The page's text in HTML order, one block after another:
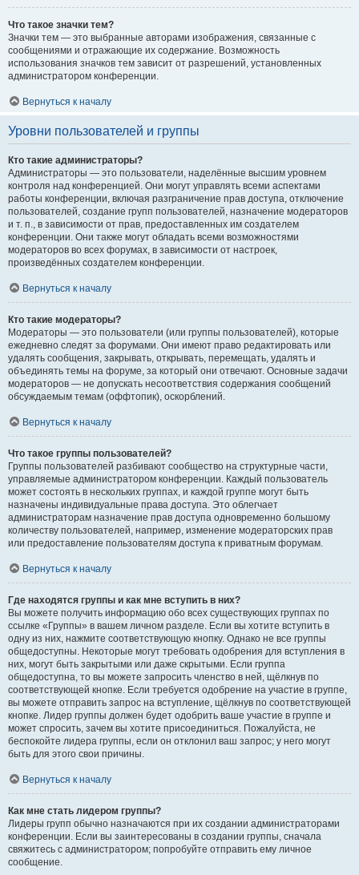
Что такое значки тем?
Значки тем — это выбранные авторами изображения, связанные с
сообщениями и отражающие их содержание. Возможность
использования значков тем зависит от разрешений, установленных
администратором конференции.
Вернуться к началу
Уровни пользователей и группы
Кто такие администраторы?
Администраторы — это пользователи, наделённые высшим уровнем
контроля над конференцией. Они могут управлять всеми аспектами
работы конференции, включая разграничение прав доступа, отключение
пользователей, создание групп пользователей, назначение модераторов
и т. п., в зависимости от прав, предоставленных им создателем
конференции. Они также могут обладать всеми возможностями
модераторов во всех форумах, в зависимости от настроек,
произведённых создателем конференции.
Вернуться к началу
Кто такие модераторы?
Модераторы — это пользователи (или группы пользователей), которые
ежедневно следят за форумами. Они имеют право редактировать или
удалять сообщения, закрывать, открывать, перемещать, удалять и
объединять темы на форуме, за который они отвечают. Основные задачи
модераторов — не допускать несоответствия содержания сообщений
обсуждаемым темам (оффтопик), оскорблений.
Вернуться к началу
Что такое группы пользователей?
Группы пользователей разбивают сообщество на структурные части,
управляемые администратором конференции. Каждый пользователь
может состоять в нескольких группах, и каждой группе могут быть
назначены индивидуальные права доступа. Это облегчает
администраторам назначение прав доступа одновременно большому
количеству пользователей, например, изменение модераторских прав
или предоставление пользователям доступа к приватным форумам.
Вернуться к началу
Где находятся группы и как мне вступить в них?
Вы можете получить информацию обо всех существующих группах по
ссылке «Группы» в вашем личном разделе. Если вы хотите вступить в
одну из них, нажмите соответствующую кнопку. Однако не все группы
общедоступны. Некоторые могут требовать одобрения для вступления в
них, могут быть закрытыми или даже скрытыми. Если группа
общедоступна, то вы можете запросить членство в ней, щёлкнув по
соответствующей кнопке. Если требуется одобрение на участие в группе,
вы можете отправить запрос на вступление, щёлкнув по соответствующей
кнопке. Лидер группы должен будет одобрить ваше участие в группе и
может спросить, зачем вы хотите присоединиться. Пожалуйста, не
беспокойте лидера группы, если он отклонил ваш запрос; у него могут
быть для этого свои причины.
Вернуться к началу
Как мне стать лидером группы?
Лидеры групп обычно назначаются при их создании администраторами
конференции. Если вы заинтересованы в создании группы, сначала
свяжитесь с администратором; попробуйте отправить ему личное
сообщение.